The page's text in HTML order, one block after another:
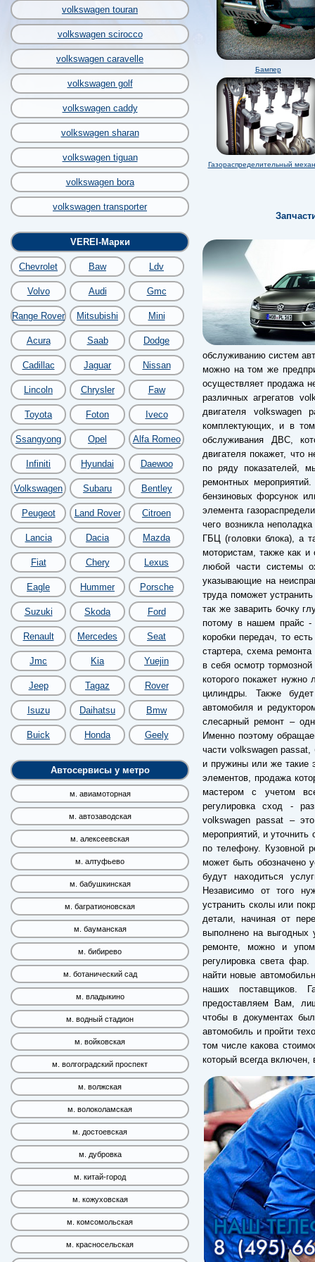
volkswagen touran
volkswagen scirocco
volkswagen caravelle
volkswagen golf
volkswagen caddy
volkswagen sharan
volkswagen tiguan
volkswagen bora
volkswagen transporter
VEREI-Марки
Chevrolet Baw Ldv
Volvo Audi Gmc
Range Rover Mitsubishi Mini
Acura Saab Dodge
Cadillac Jaguar Nissan
Lincoln Chrysler Faw
Toyota Foton Iveco
Ssangyong Opel Alfa Romeo
Infiniti Hyundai Daewoo
Volkswagen Subaru Bentley
Peugeot Land Rover Citroen
Lancia Dacia Mazda
Fiat Chery Lexus
Eagle Hummer Porsche
Suzuki Skoda Ford
Renault Mercedes Seat
Jmc Kia Yuejin
Jeep Tagaz Rover
Isuzu Daihatsu Bmw
Buick Honda Geely
Автосервисы у метро
м. авиамоторная
м. автозаводская
м. алексеевская
м. алтуфьево
м. бабушкинская
м. багратионовская
м. бауманская
м. бибирево
м. ботанический сад
м. владыкино
м. водный стадион
м. войковская
м. волгоградский проспект
м. волжская
м. волоколамская
м. достоевская
м. дубровка
м. китай-город
м. кожуховская
м. комсомольская
м. красносельская
Бампер
Газораспределительный
обслуживанию систем
можно на том же
осуществляет продажа
различных агрегатов
двигателя
комплектующих, и в том
обслуживания ДВС,
двигателя покажет, что
по ряду показателей,
ремонтных
бензиновых форсунок
элемента
чего возникла
ГБЦ (головки блока), а
мотористам, также как
любой части системы
указывающие на
труда поможет
так же заварить бочку
потому в нашем прайс
коробки передач, то
стартера, схема
в себя осмотр
которого покажет нужно
цилиндры. Также
автомобиля и
слесарный ремонт –
Именно поэтому
части volkswagen passat,
и пружины или же такие
элементов, продажа
мастером с учетом
регулировка сход -
volkswagen passat –
мероприятий, и
по телефону. Кузовной
может быть обозначено
будут находиться
Независимо от того
устранить сколы или
детали, начиная от
выполнено на выгодных
ремонте, можно и
регулировка света
найти новые
наших поставщиков.
предоставляем Вам,
чтобы в документах
автомобиль и пройти
том числе какова
который всегда